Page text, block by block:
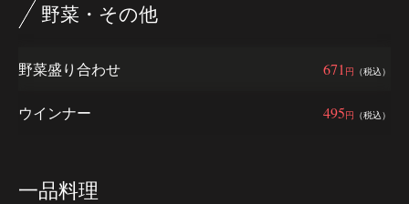
野菜・その他
671 円 （税込）
野菜盛り合わせ
495円 （税込）
ウインナー
一品料理